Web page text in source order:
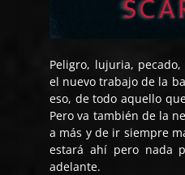
Peligro, lujuria,
el nuevo trabajo de la
eso, de todo aquello
Pero va también de la
a más y de ir siempre
estará ahí pero nada
adelante.